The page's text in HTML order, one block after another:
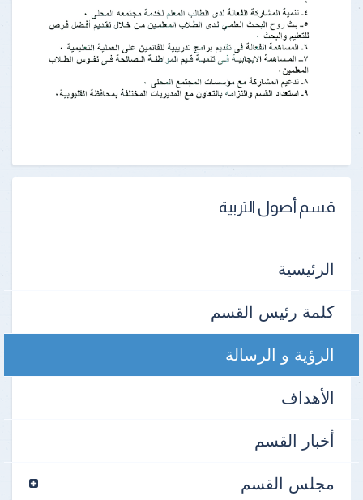
قسم أصول التربية
الرئيسية
كلمة رئيس القسم
الرؤية و الرسالة
الأهداف
أخبار القسم
مجلس القسم